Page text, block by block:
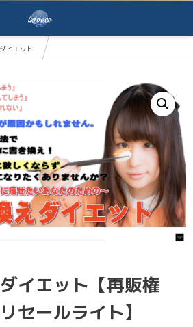
ダイエット
イエット【再販権
セールライト】